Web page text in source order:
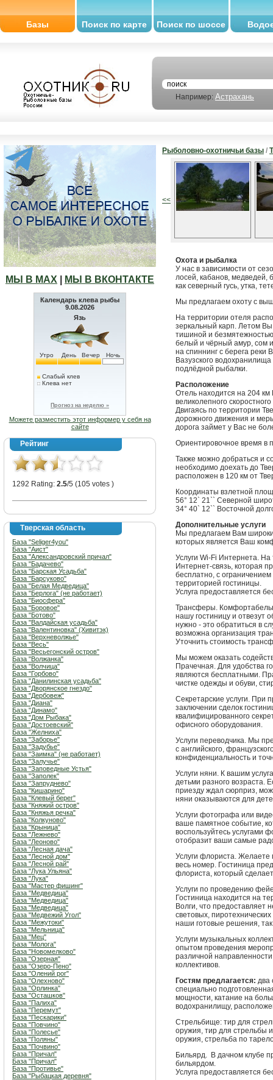
Базы Поиск по карте Поиск по шоссе
Например: Астрахань
МЫ В МАХ МЫ В ВКОНТАКТЕ
Календарь клева рыбы
9.08.2026
Язь
Утро День Вечер Ночь
Слабый клев
Клева нет
Прогноз на неделю »
Можете разместить этот информер у себя на
сайте
Рейтинг
1292 Rating: 2.5/5 (105 votes )
Тверская область
База "Seliger4you"
База "Аист"
База "Александровский причал"
База "Бадачево"
База "Барская Усадьба"
База "Барсуково"
База "Белая Медведица"
База "Берлога" (не работает)
База "Биосфера"
База "Боровое"
База "Ботово"
База "Валдайская усадьба"
База "Валентиновка" (Хивитэк)
База "Верхневолжье"
База "Весь"
База "Весьегонский остров"
База "Волжанка"
База "Волчица"
База "Горбово"
База "Данилинская усадьба"
База "Дворянское гнездо"
База "Дербовеж"
База "Диана"
База "Динамо"
База "Дом Рыбака"
База "Достоевский"
База "Желниха"
База "Заборье"
База "Задубье"
База "Заимка" (не работает)
База "Залучье"
База "Заповедные Устья"
База "Заполек"
База "Запруднево"
База "Кишарино"
База "Клевый берег"
База "Княжий остров"
База "Княжья речка"
База "Колкуново"
База "Крыница"
База "Лежнево"
База "Леоново"
База "Лесная дача"
База "Лесной дом"
База "Лесной рай"
База "Лука Ульяна"
База "Лука"
База "Мастер фишинг"
База "Медведица"
База "Медведица"
База "Медведица"
База "Медвежий Угол"
База "Межутоки"
База "Мельница"
База "Мец"
База "Молога"
База "Новомелково"
База "Озерная"
База "Озеро-Пено"
База "Олений рог"
База "Олехново"
База "Орлинка"
База "Осташков"
База "Палиха"
База "Перемут"
База "Пескарики"
База "Повчино"
База "Полесье"
База "Поляны"
База "Почвино"
База "Причал"
База "Причал"
База "Противье"
База "Рыбацкая деревня"
Рыболовно-охотничьи базы /
<<
Охота и рыбалка
У нас в зависимости от
лосей, кабанов, медведей,
как северный гусь, утка,
Мы предлагаем охоту с
На территории отеля
зеркальный карп. Летом
тишиной и
белый и чёрный амур, сом
на спиннинг с берега реки
Вазузского
подлёдной рыбалки.
Расположение
Отель находится на 204
великолепного
Двигаясь по территории
дорожного движения и
дорога займет у Вас не
Ориентировочное время в
Также можно добраться и
необходимо доехать до
расположен в 120 км от
Координаты взлетной
56° 12` 21`` Северной
34° 40` 12`` Восточной
Дополнительные услуги
Мы предлагаем Вам
которых является Ваш
Услуги Wi-Fi Интернета.
Интернет-связь, которая
бесплатно, с
территорией гостиницы.
Услуга предоставляется
Трансферы.
нашу гостиницу и отвезут
нужно - это обратиться в
возможна организация
Уточнить стоимость
Мы можем оказать
Прачечная. Для удобства
являются бесплатными.
чистке одежды и обуви,
Секретарские услуги. При
заключении сделок
квалифицированного
офисного оборудования.
Услуги переводчика. Мы
с английского,
конфиденциальность и
Услуги няни. К вашим
детьми разного возраста.
приезду ждал сюрприз,
няни оказываются для
Услуги фотографа или
ваше памятное событие,
воспользуйтесь услугами
отобразит ваши самые
Услуги флориста. Желаете
весь номер. Гостиница
флориста, который
Услуги по проведению
Гостиница находится на
Волги, что предоставляет
световых,
наши готовые решения,
Услуги музыкальных
опытом проведения
различной
коллективов.
Гостям предлагается: два
специально
мощности, катание на
водохранилищу,
Стрельбище: тир для
оружия, тир для стрельбы
оружия, стрельба по
Бильярд. В дачном клубе
бильярдом.
Услуга предоставляется